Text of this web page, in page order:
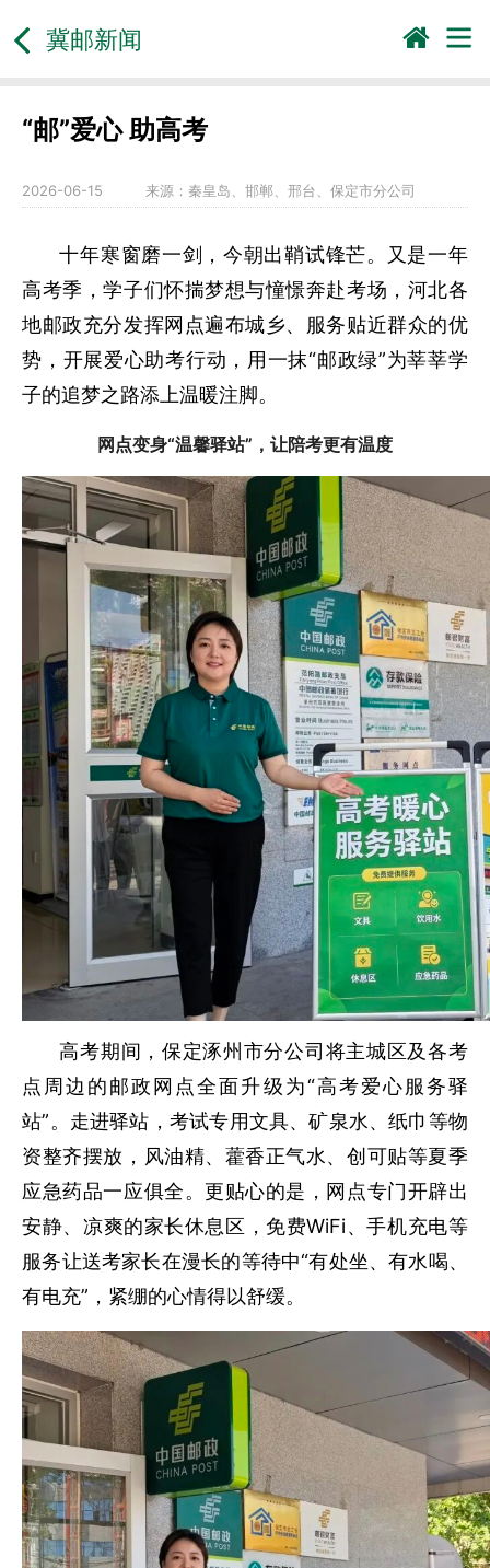
冀邮新闻
“邮”爱心 助高考
2026-06-15 来源：秦皇岛、邯郸、邢台、保定市分公司
十年寒窗磨一剑，今朝出鞘试锋芒。又是一年
高考季，学子们怀揣梦想与憧憬奔赴考场，河北各
地邮政充分发挥网点遍布城乡、服务贴近群众的优
势，开展爱心助考行动，用一抹“邮政绿”为莘莘学
子的追梦之路添上温暖注脚。
网点变身“温馨驿站”，让陪考更有温度
高考期间，保定涿州市分公司将主城区及各考
点周边的邮政网点全面升级为“高考爱心服务驿
站”。走进驿站，考试专用文具、矿泉水、纸巾等物
资整齐摆放，风油精、藿香正气水、创可贴等夏季
应急药品一应俱全。更贴心的是，网点专门开辟出
安静、凉爽的家长休息区，免费WiFi、手机充电等
服务让送考家长在漫长的等待中“有处坐、有水喝、
有电充”，紧绷的心情得以舒缓。